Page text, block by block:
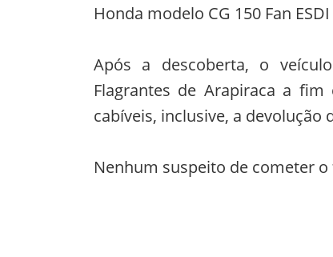
Honda modelo CG 150 Fan
Após a descoberta, o
Flagrantes de Arapiraca a
cabíveis, inclusive, a
Nenhum suspeito de cometer